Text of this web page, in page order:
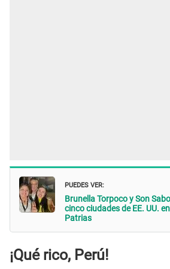
PUEDES VER:
Brunella Torpoco y Son
cinco ciudades de EE. UU.
Patrias
¡Qué rico, Perú!